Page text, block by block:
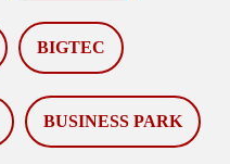
BIGTEC
BUSINESS PARK